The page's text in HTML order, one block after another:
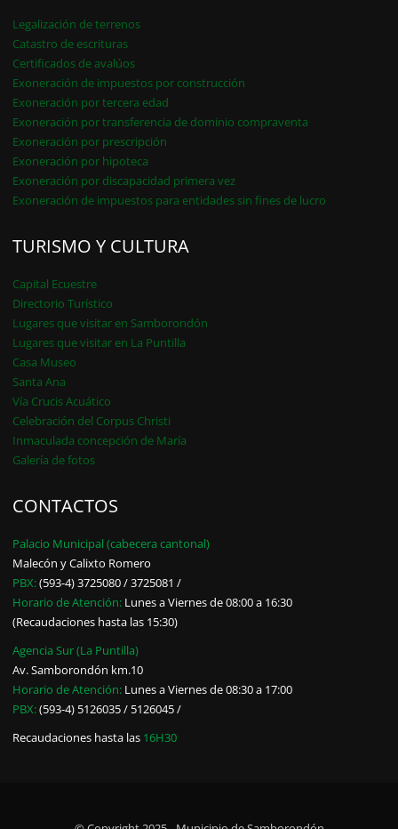
Legalización de terrenos
Catastro de escrituras
Certificados de avalúos
Exoneración de impuestos por construcción
Exoneración por tercera edad
Exoneración por transferencia de dominio compraventa
Exoneración por prescripción
Exoneración por hipoteca
Exoneración por discapacidad primera vez
Exoneración de impuestos para entidades sin fines de lucro
TURISMO Y CULTURA
Capital Ecuestre
Directorio Turístico
Lugares que visitar en Samborondón
Lugares que visitar en La Puntilla
Casa Museo
Santa Ana
Vía Crucis Acuático
Celebración del Corpus Christi
Inmaculada concepción de María
Galería de fotos
CONTACTOS
Palacio Municipal (cabecera cantonal)
Malecón y Calixto Romero
PBX:(593-4) 3725080 / 3725081 /
Horario de Atención: Lunes a Viernes de 08:00 a 16:30
(Recaudaciones hasta las 15:30)
Agencia Sur (La Puntilla)
Av. Samborondón km.10
Horario de Atención: Lunes a Viernes de 08:30 a 17:00
PBX:(593-4) 5126035 / 5126045 /
Recaudaciones hasta las 16H30